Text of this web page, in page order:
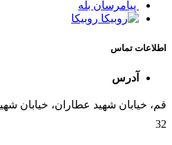
پیامرسان بله
روبیکا
اطلاعات تماس
آدرس
32